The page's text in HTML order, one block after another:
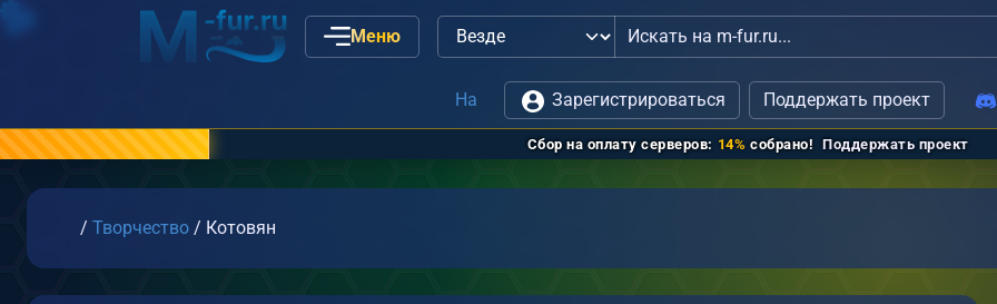
Меню
связь с администрациейЗарегистрироваться Поддержать проект
Сбор на оплату серверов: 14% собрано! Поддержать проект
Главная
/ Творчество / Котовян